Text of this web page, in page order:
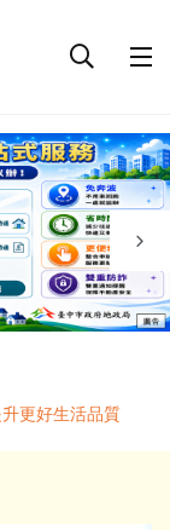
更好生活品質